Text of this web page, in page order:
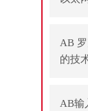
AB
的技
AB输